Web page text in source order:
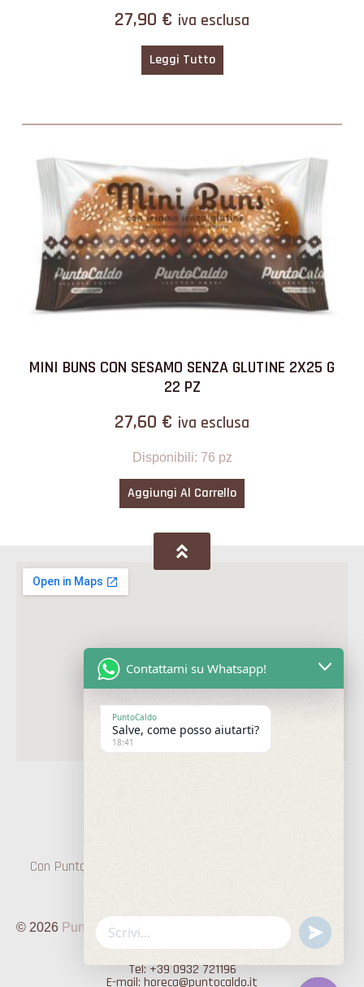
27,90 € iva esclusa
Leggi Tutto
MINI BUNS CON SESAMO SENZA GLUTINE 2X25 G
22 PZ
27,60 € iva esclusa
Disponibili: 76 pz
Aggiungi Al Carrello
Con Punto Caldo farete un viaggio di Gusto nella terra di
© 2026 PuntoCaldo. Tutti i diritti riservati.
Via R. Livatino, 21 – 97013 Comiso (RG)
Tel: +39 0932 721196
E-mail: horeca@puntocaldo.it
Contattami su Whatsapp!
PuntoCaldo
Salve, come posso aiutarti?
18:41
WhatsApp
Message